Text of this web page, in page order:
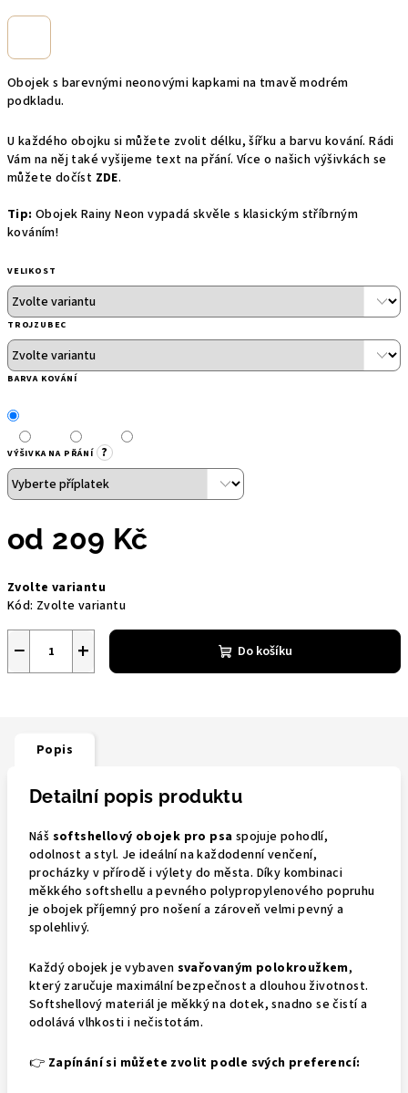
Obojek s barevnými neonovými kapkami na tmavě modrém
podkladu.
U každého obojku si můžete zvolit délku, šířku a barvu kování. Rádi
Vám na něj také vyšijeme text na přání. Více o našich výšivkách se
můžete dočíst ZDE.
Tip: Obojek Rainy Neon vypadá skvěle s klasickým stříbrným
kováním!
VELIKOST
TROJZUBEC
BARVA KOVÁNÍ
VÝŠIVKA NA PŘÁNÍ ?
od 209 Kč
cena:
Zvolte variantu
Kód: Zvolte variantu
+
− Do košíku
Popis
Detailní popis produktu
Náš softshellový obojek pro psa spojuje pohodlí,
odolnost a styl. Je ideální na každodenní venčení,
procházky v přírodě i výlety do města. Díky kombinaci
měkkého softshellu a pevného polypropylenového popruhu
je obojek příjemný pro nošení a zároveň velmi pevný a
spolehlivý.
Každý obojek je vybaven svařovaným polokroužkem,
který zaručuje maximální bezpečnost a dlouhou životnost.
Softshellový materiál je měkký na dotek, snadno se čistí a
odolává vlhkosti i nečistotám.
👉 Zapínání si můžete zvolit podle svých preferencí: